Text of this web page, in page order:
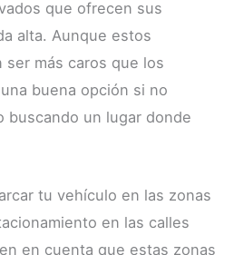
que ofrecen sus
alta. Aunque estos
ser más caros que los
buena opción si no
buscando un lugar donde
tu vehículo en las zonas
en las calles
en cuenta que estas zonas